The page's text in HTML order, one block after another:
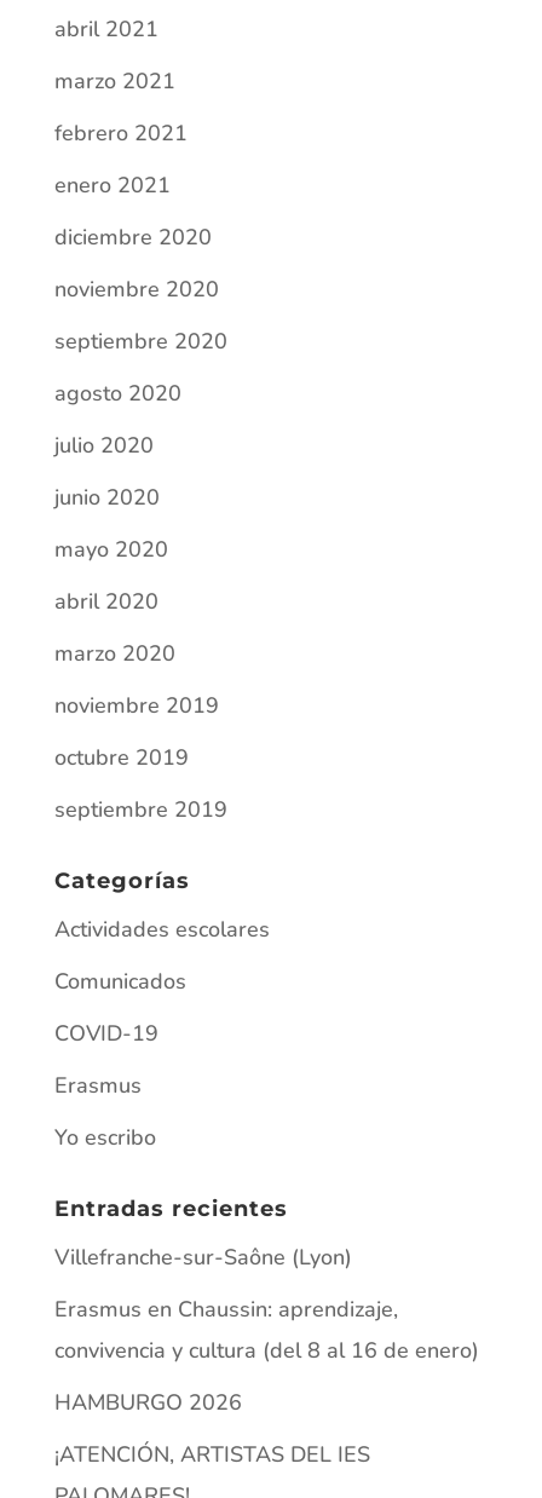
julio 2020
junio 2020
mayo 2020
abril 2020
marzo 2020
noviembre 2019
octubre 2019
septiembre 2019
Categorías
Actividades escolares
Comunicados
COVID-19
Erasmus
Yo escribo
Erasmus en Chaussin: aprendizaje,
convivencia y cultura (del 8 al 16 de enero)
HAMBURGO 2026
¡ATENCIÓN, ARTISTAS DEL IES
PALOMARES!
Matriculación ordinaria para el alumnado
AVISO LEGAL
POLÍTICA DE PRIVACIDAD
POLÍTICA DE COOKIES